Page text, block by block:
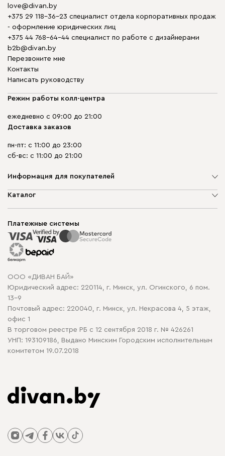
love@divan.by
+375 29 118-36-23 специалист отдела корпоративных продаж
- оформление юридических лиц
+375 44 768-64-44 специалист по работе с дизайнерами
b2b@divan.by
Перезвоните мне
Контакты
Написать руководству
Режим работы колл-центра
ежедневно с 09:00 до 21:00
Доставка заказов
пн-пт: с 11:00 до 23:00
сб-вс: с 11:00 до 21:00
Информация для покупателей
О компании
Способы оплаты
Рассрочка и кредит
Гарантия
Карта сайта
Политика конфиденциальности
Политика в отношении обработки cookie
Каталог
Корпусная мебель
Распродажа мебели
Платежные системы
ООО «ДИВАН БАЙ»
Юридический адрес: 220114, г. Минск, ул. Огинского, 6 пом.
13-9
Почтовый адрес: 220040, г. Минск, ул. Некрасова 4, 5 этаж,
офис 1
В торговом реестре РБ с 12 сентября 2018 г. № 426261
УНП: 193109186, Выдано Минским Городским исполнительным
комитетом 19.07.2018